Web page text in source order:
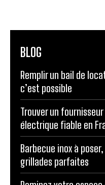
BLOG
Remplir un bail de
c’est possible
Trouver un
électrique fiable en
Barbecue inox à
grillades parfaites